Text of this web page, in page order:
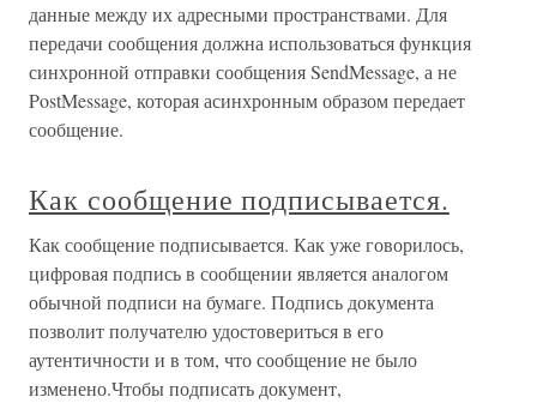
данные между их адресными пространствами. Для
передачи сообщения должна использоваться функция
синхронной отправки сообщения SendMessage, а не
PostMessage, которая асинхронным образом передает
сообщение.
Как сообщение подписывается.
Как сообщение подписывается. Как уже говорилось,
цифровая подпись в сообщении является аналогом
обычной подписи на бумаге. Подпись документа
позволит получателю удостовериться в его
аутентичности и в том, что сообщение не было
изменено.Чтобы подписать документ,